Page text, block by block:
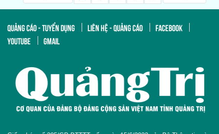
QUẢNG CÁO - TUYỂN DỤNG LIÊN HỆ - QUẢNG CÁO
FACEBOOK
YOUTUBE
GMAIL